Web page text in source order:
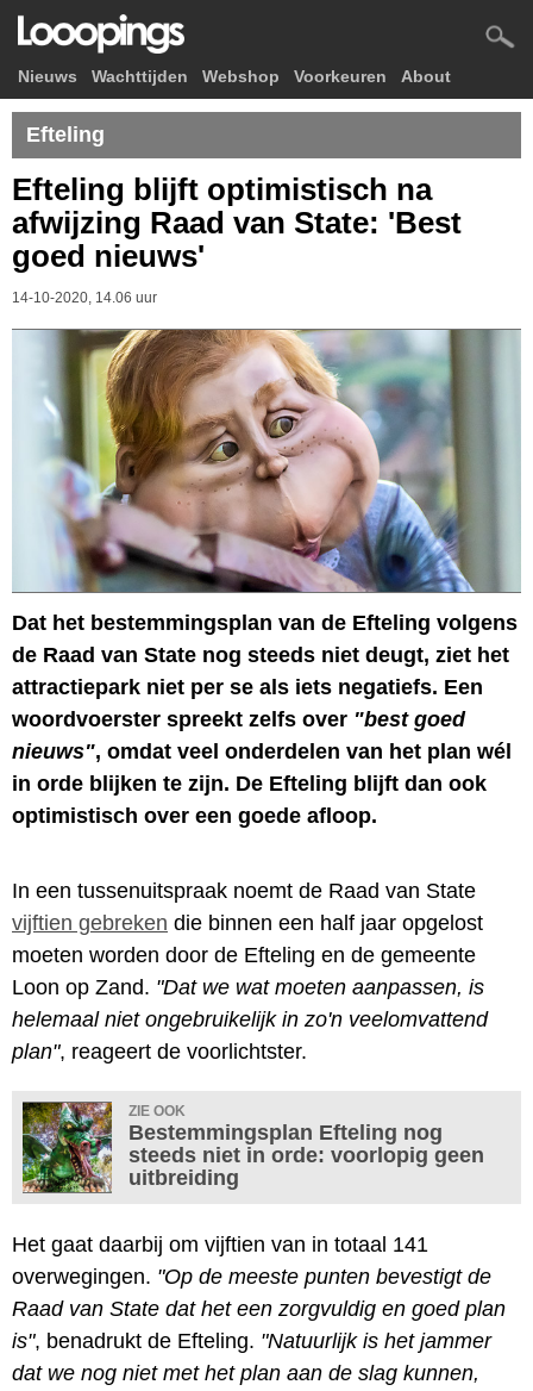
Nieuws Wachttijden Webshop Voorkeuren About
Efteling
Efteling blijft optimistisch na
afwijzing Raad van State: 'Best
goed nieuws'
14-10-2020, 14.06 uur
Dat het bestemmingsplan van de Efteling volgens
de Raad van State nog steeds niet deugt, ziet het
attractiepark niet per se als iets negatiefs. Een
woordvoerster spreekt zelfs over "best goed
nieuws", omdat veel onderdelen van het plan wél
in orde blijken te zijn. De Efteling blijft dan ook
optimistisch over een goede afloop.
In een tussenuitspraak noemt de Raad van State
vijftien gebreken die binnen een half jaar opgelost
moeten worden door de Efteling en de gemeente
Loon op Zand. "Dat we wat moeten aanpassen, is
helemaal niet ongebruikelijk in zo'n veelomvattend
plan", reageert de voorlichtster.
ZIE OOK
Bestemmingsplan Efteling nog
steeds niet in orde: voorlopig geen
uitbreiding
Het gaat daarbij om vijftien van in totaal 141
overwegingen. "Op de meeste punten bevestigt de
Raad van State dat het een zorgvuldig en goed plan
is", benadrukt de Efteling. "Natuurlijk is het jammer
dat we nog niet met het plan aan de slag kunnen,